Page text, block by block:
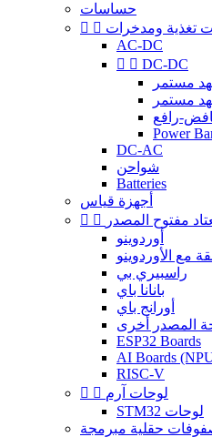
حساسات
  تغذية ومدخرات
AC-DC
  DC-DC
مستمر
مستمر
رافع
Power
DC-AC
شواحن
Batteries
أجهزة قياس
 
مفتوح المصدر
أوردوينو
مع الأوردوينو
راسبيري بي
بانانا باي
أورانج باي
المصدر أخرى
ESP32 Boards
AI Boards
RISC-V
  لوحات آرم
STM32 لوحات
حقلية مبرمجة